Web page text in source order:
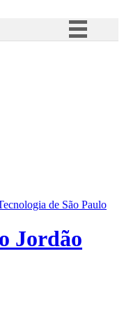
à informação
de São Paulo
Jordão